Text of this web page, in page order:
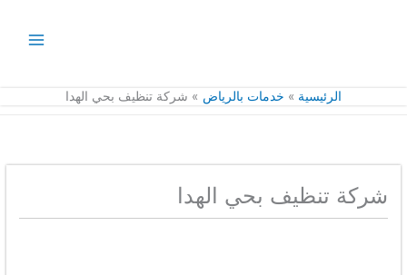
الرئيسية خدمات بالرياض شركة تنظيف بحي الهدا
شركة تنظيف بحي الهدا